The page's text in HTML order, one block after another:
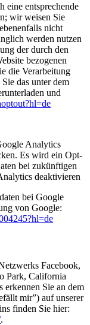
eine entsprechende
wir weisen Sie
nicht
werden nutzen
der durch den
bezogenen
die Verarbeitung
das unter dem
und
Analytics
Es wird ein Opt-
bei zukünftigen
deaktivieren
bei Google
von Google:
Facebook,
Park, California
Sie an dem
mir”) auf unserer
finden Sie hier:
.